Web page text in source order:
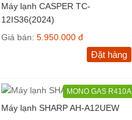
Máy lạnh CASPER TC-
12IS36(2024)
Giá bán: 5.950.000 đ
Đặt hàng
MONO GAS R410A
Máy lạnh SHARP AH-A12UEW